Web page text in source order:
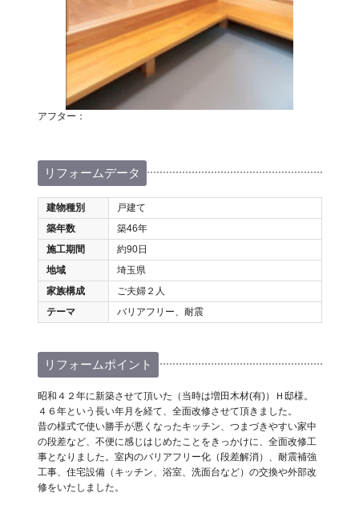
アフター：
リフォームデータ
建物種別
戸建て
築年数
築46年
施工期間
約90日
地域
埼玉県
家族構成
ご夫婦２人
テーマ
バリアフリー、耐震
リフォームポイント
昭和４２年に新築させて頂いた（当時は増田木材(有)）Ｈ邸様。
４６年という長い年月を経て、全面改修させて頂きました。
昔の様式で使い勝手が悪くなったキッチン、つまづきやすい家中
の段差など、不便に感じはじめたことをきっかけに、全面改修工
事となりました。室内のバリアフリー化（段差解消）、耐震補強
工事、住宅設備（キッチン、浴室、洗面台など）の交換や外部改
修をいたしました。